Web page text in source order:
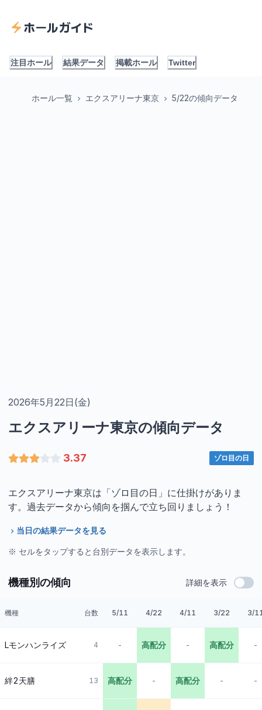
ホールガイド
注目ホール 結果データ 掲載ホール Twitter
ホール一覧 エクスアリーナ東京 5/22の傾向データ
2026年5月22日(金)
エクスアリーナ東京の傾向データ
3.37 ゾロ目の日
エクスアリーナ東京は「ゾロ目の日」に仕掛けがありま
す。過去データから傾向を掴んで立ち回りましょう！
当日の結果データを見る
※ セルをタップすると台別データを表示します。
機種別の傾向 詳細を表示
機種 台数 5/11 4/22 4/11 3/22 3/
Lモンハンライズ 4 - 高配分 - 高配分 -
絆2天膳 13 高配分 - 高配分 - -